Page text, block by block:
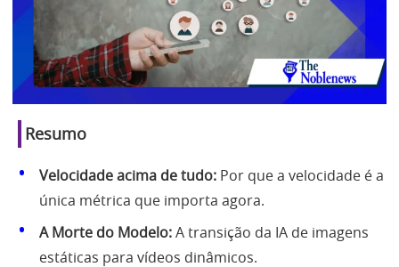
Resumo
Velocidade acima de tudo: Por que a velocidade é a
única métrica que importa agora.
A Morte do Modelo: A transição da IA de imagens
estáticas para vídeos dinâmicos.